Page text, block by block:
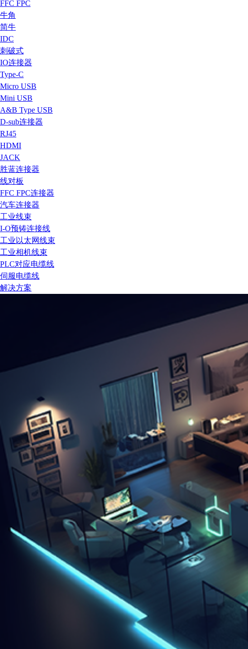
FFC FPC
牛角
简牛
IDC
刺破式
IO连接器
Type-C
Micro USB
Mini USB
A&B Type USB
D-sub连接器
RJ45
HDMI
JACK
胜蓝连接器
线对板
FFC FPC连接器
汽车连接器
工业线束
I-O预铸连接线
工业以太网线束
工业相机线束
PLC对应电缆线
伺服电缆线
解决方案